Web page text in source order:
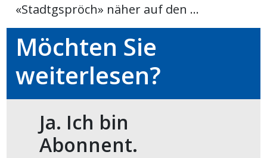
«Stadtgspröch» näher auf den ...
Möchten Sie
weiterlesen?
Ja. Ich bin
Abonnent.